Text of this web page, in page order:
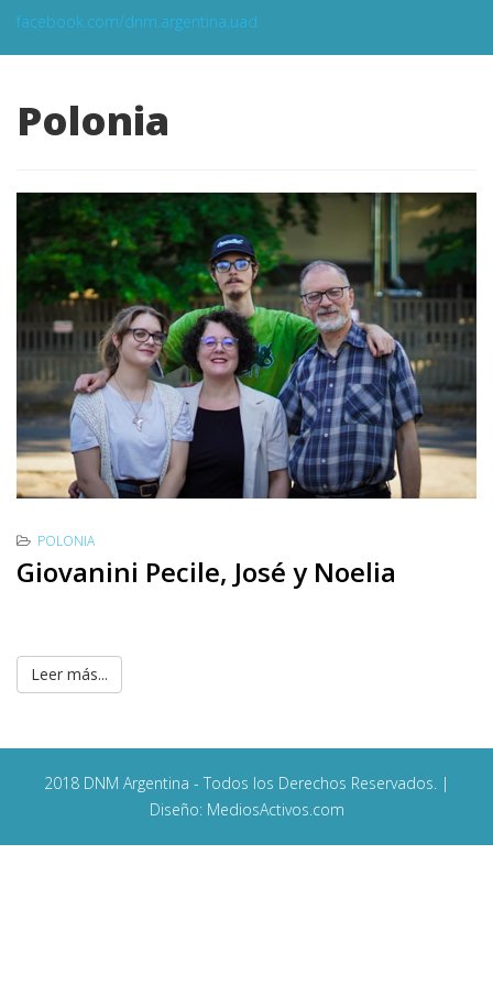
facebook.com/dnm.argentina.uad
Polonia
POLONIA
Giovanini Pecile, José y Noelia
Leer más...
2018 DNM Argentina - Todos los Derechos Reservados. |
Diseño: MediosActivos.com